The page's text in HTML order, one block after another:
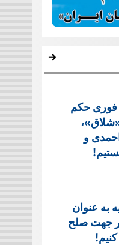
فوری حکم
و
به عنوان
جهت صلح